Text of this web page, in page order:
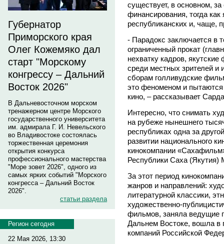
Губернатор
Приморского края
Олег Кожемяко дал
старт "Морскому
конгрессу – Дальний
Восток 2026"
В Дальневосточном морском
тренажерном центре Морского
государственного университета
им. адмирала Г. И. Невельского
во Владивостоке состоялась
торжественная церемония
открытия конкурса
профессионального мастерства
"Море зовет 2026", одного из
самых ярких событий "Морского
конгресса – Дальний Восток
2026".
статьи раздела
Регион сегодня
22 Мая 2026, 13:30
существует, в основном, за
финансирования, тогда как
республиканских и, чаще,
- Парадокс заключается в
ограниченный прокат
нехватку кадров,
среди местных зрителей и
сборам голливудские
это феноменом и пытаются
кино, – рассказывает
Интересно, что снимать
на рубеже нынешнего
республиках одна за
развитии национального
кинокомпании
Республики Саха
За этот период
жанров и направлений:
литературной классики,
художественно-
фильмов, заняла ведущие
Дальнем Востоке, вошла в
компаний Российской